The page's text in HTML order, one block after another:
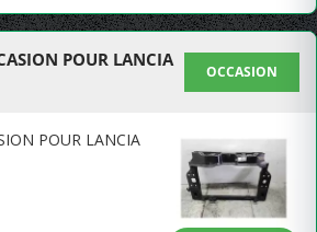
POUR LANCIA
OCCASION
POUR LANCIA